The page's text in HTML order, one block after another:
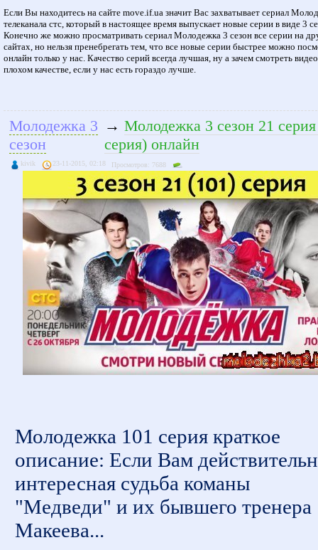
Если Вы находитесь на сайте move.if.ua значит Вас захватывает сериал
телеканала стс, который в настоящее время выпускает новые серии в виде 3
Конечно же можно просматривать сериал Молодежка 3 сезон все серии на
сайтах, но нельзя пренебрегать тем, что все новые серии быстрее можно
онлайн только у нас. Качество серий всегда лучшая, ну а зачем смотреть
плохом качестве, если у нас есть гораздо лучше.
Молодежка 3
сезон
→ Молодежка 3 сезон 21
серия) онлайн
kivik 23-11-2015, 02:18 Просмотров: 7688
Молодежка 101 серия краткое
описание: Если Вам
интересная судьба команы
"Медведи" и их бывшего тренера
Макеева...